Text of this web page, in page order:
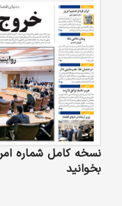
نسخه کامل شماره
بخوانید